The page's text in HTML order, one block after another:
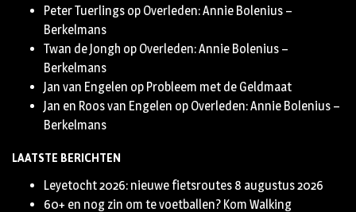
Peter Tuerlings op Overleden: Annie Bolenius –
Berkelmans
Twan de Jongh op Overleden: Annie Bolenius –
Berkelmans
Jan van Engelen op Probleem met de Geldmaat
Jan en Roos van Engelen op Overleden: Annie Bolenius –
Berkelmans
LAATSTE BERICHTEN
Leyetocht 2026: nieuwe fietsroutes 8 augustus 2026
60+ en nog zin om te voetballen? Kom Walking